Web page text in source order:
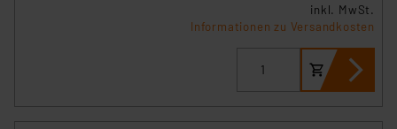
inkl. MwSt.
Informationen zu Versandkosten